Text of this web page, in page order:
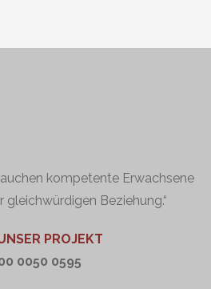
kompetente Erwachsene
Beziehung.“
PROJEKT
0050 0595